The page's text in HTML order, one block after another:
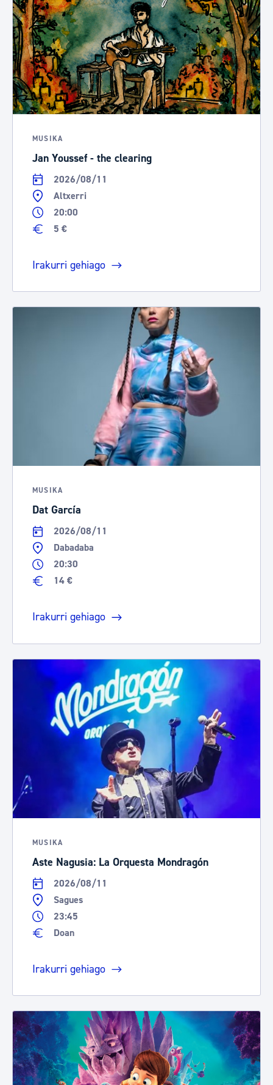
MUSIKA
Jan Youssef - the clearing
2026/08/11
Altxerri
20:00
5 €
Irakurri gehiago
MUSIKA
Dat García
2026/08/11
Dabadaba
20:30
14 €
Irakurri gehiago
MUSIKA
Aste Nagusia: La Orquesta Mondragón
2026/08/11
Sagues
23:45
Doan
Irakurri gehiago